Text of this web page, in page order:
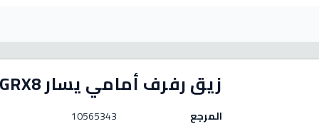
زيق رفرف أمامي يسار MGRX8
المرجع 10565343